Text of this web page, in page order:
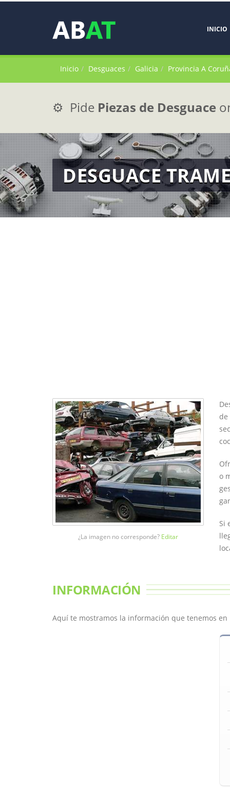
INICIO
Inicio Desguaces Galicia Provincia A
⚙️ Pide Piezas de Desguace
DESGUACE
¿La imagen no corresponde? Editar
de
o
Si
INFORMACIÓN
Aquí te mostramos la información que tenemos